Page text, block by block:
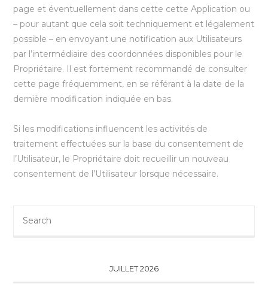
page et éventuellement dans cette cette Application ou
– pour autant que cela soit techniquement et légalement
possible – en envoyant une notification aux Utilisateurs
par l’intermédiaire des coordonnées disponibles pour le
Propriétaire. Il est fortement recommandé de consulter
cette page fréquemment, en se référant à la date de la
dernière modification indiquée en bas.
Si les modifications influencent les activités de
traitement effectuées sur la base du consentement de
l’Utilisateur, le Propriétaire doit recueillir un nouveau
consentement de l’Utilisateur lorsque nécessaire.
for:
JUILLET 2026